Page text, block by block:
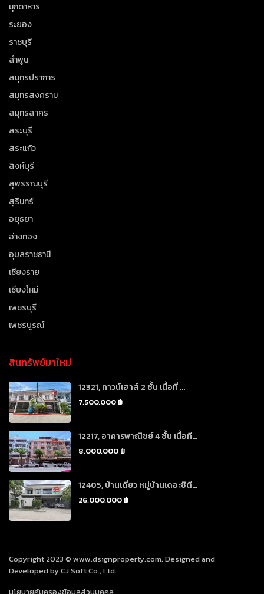
มุกดาหาร
ระยอง
ราชบุรี
ลำพูน
สมุทรปราการ
สมุทรสงคราม
สมุทรสาคร
สระบุรี
สระแก้ว
สิงห์บุรี
สุพรรณบุรี
สุรินทร์
อยุธยา
อ่างทอง
อุบลราชธานี
เชียงราย
เชียงใหม่
เพชรบุรี
เพชรบูรณ์
สินทรัพย์มาใหม่
12321, ทาวน์เฮาส์ 2 ชั้น เนื้อที่ ...
7,500,000 ฿
12217, อาคารพาณิชย์ 4 ชั้น เนื้อที...
8,000,000 ฿
12405, บ้านเดี่ยว หมู่บ้านเดอะซิตี...
26,000,000 ฿
Copyright 2023 © www.dsignproperty.com. Designed and
Developed by CJ Soft Co., Ltd.